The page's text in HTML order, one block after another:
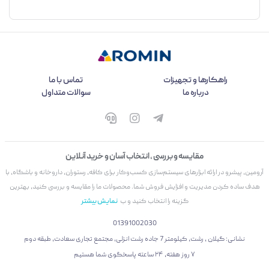
راهکارها و تجهیزات
تماس با ما
درباره ما
سوالات متداول
مقایسه و بررسی ، انتخاب آسان و خرید آنلاین
آرومین، پیشرو در ارائه ابزارهای سیستم‌سازی کسب‌وکار برای کافه، رستوران، داروخانه و باشگاه، با
هدف ساده کردن مدیریت و افزایش فروش شما. محصولات ما را مقایسه و بررسی کنید، بهترین
گزینه را انتخاب کنید و ب نمایش بیشتر
01391002030
نشانی: گیلان ، رشت، کیلومتر 7 جاده رشت انزلی، مجتمع تجاری سعادت، طبقه دوم
۷ روز هفته، ۲۴ ساعته پاسخگوی شما هستیم